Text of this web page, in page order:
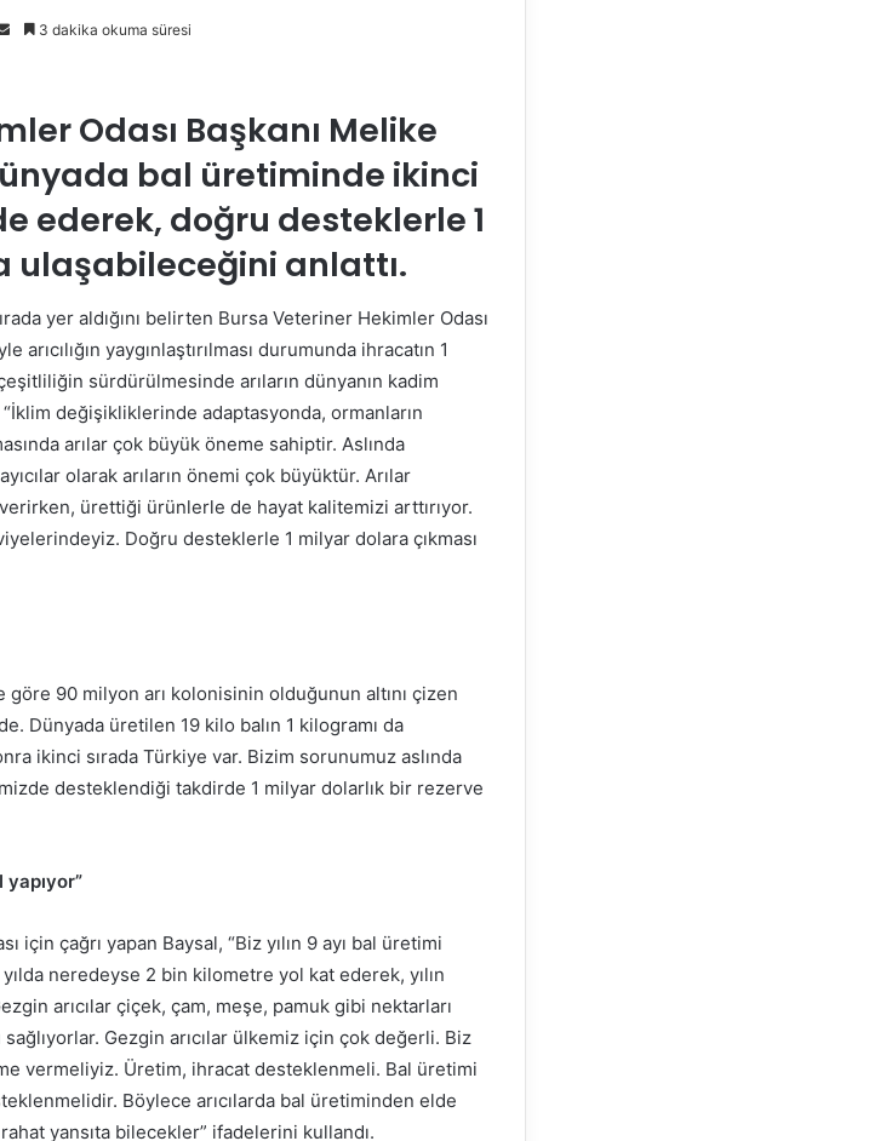
Bir
göndermek
3 dakika okuma süresi
Odası Başkanı Melike
bal üretiminde ikinci
ederek, doğru desteklerle 1
anlattı.
yer aldığını belirten Bursa Veteriner Hekimler Odası
yaygınlaştırılması durumunda ihracatın 1
sürdürülmesinde arıların dünyanın kadim
değişikliklerinde adaptasyonda, ormanların
arılar çok büyük öneme sahiptir. Aslında
olarak arıların önemi çok büyüktür. Arılar
ürettiği ürünlerle de hayat kalitemizi arttırıyor.
Doğru desteklerle 1 milyar dolara çıkması
90 milyon arı kolonisinin olduğunun altını çizen
Dünyada üretilen 19 kilo balın 1 kilogramı da
ikinci sırada Türkiye var. Bizim sorunumuz aslında
desteklendiği takdirde 1 milyar dolarlık bir rezerve
yapıyor”
için çağrı yapan Baysal, “Biz yılın 9 ayı bal üretimi
neredeyse 2 bin kilometre yol kat ederek, yılın
arıcılar çiçek, çam, meşe, pamuk gibi nektarları
Gezgin arıcılar ülkemiz için çok değerli. Biz
vermeliyiz. Üretim, ihracat desteklenmeli. Bal üretimi
Böylece arıcılarda bal üretiminden elde
yansıta bilecekler” ifadelerini kullandı.